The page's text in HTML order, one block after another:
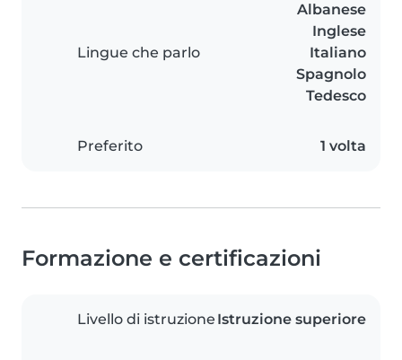
Lingue che parlo
Albanese
Inglese
Italiano
Spagnolo
Tedesco
Preferito 1 volta
Formazione e certificazioni
Livello di istruzione Istruzione superiore